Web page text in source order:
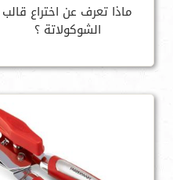
ماذا تعرف عن اختراع قالب
الشوكولاتة ؟